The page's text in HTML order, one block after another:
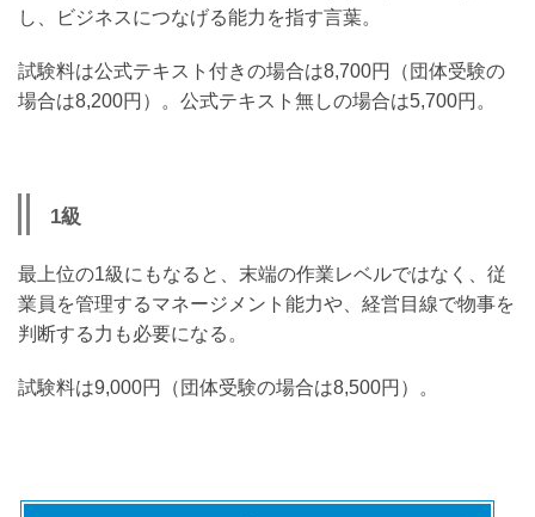
し、ビジネスにつなげる能力を指す言葉。
試験料は公式テキスト付きの場合は8,700円（団体受験の
場合は8,200円）。公式テキスト無しの場合は5,700円。
1級
最上位の1級にもなると、末端の作業レベルではなく、従
業員を管理するマネージメント能力や、経営目線で物事を
判断する力も必要になる。
試験料は9,000円（団体受験の場合は8,500円）。